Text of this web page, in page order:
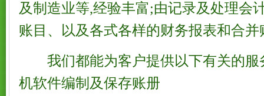
及制造业等,经验丰富;由记录及处理会
账目、以及各式各样的财务报表和合并
我们都能为客户提供以下有关的服
机软件编制及保存账册